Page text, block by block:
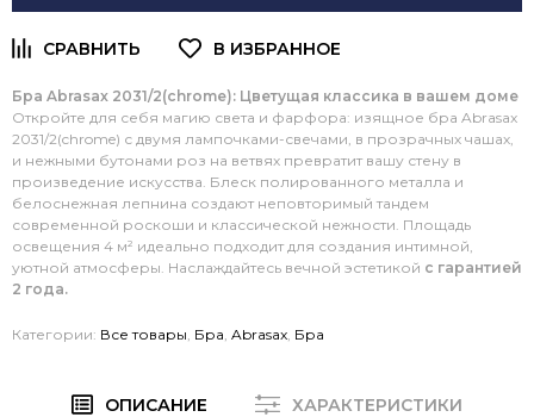
Бра Abrasax 2031/2(chrome): Цветущая классика в вашем доме
Откройте для себя магию света и фарфора: изящное бра Abrasax
2031/2(chrome) с двумя лампочками-свечами, в прозрачных чашах,
и нежными бутонами роз на ветвях превратит вашу стену в
произведение искусства. Блеск полированного металла и
белоснежная лепнина создают неповторимый тандем
современной роскоши и классической нежности. Площадь
освещения 4 м² идеально подходит для создания интимной,
уютной атмосферы. Наслаждайтесь вечной эстетикой с гарантией
2 года.
Категории: Все товары Бра Abrasax Бра
ОПИСАНИЕ
ХАРАКТЕРИСТИКИ